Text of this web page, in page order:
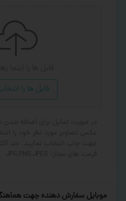
فایل ها را
موبایل سفارش دهنده جهت